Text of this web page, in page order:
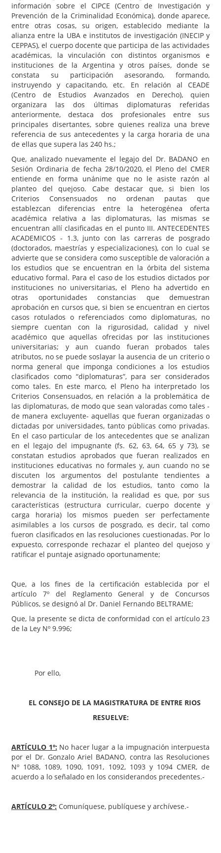
información sobre el CIPCE (Centro de Investigación y
Prevención de la Criminalidad Económica), donde aparece,
entre otras cosas, su origen, establecido mediante la
alianza entre la UBA e institutos de investigación (INECIP y
CEPPAS), el cuerpo docente que participa de las actividades
académicas, la vinculación con distintos organismos e
instituciones de la Argentina y otros países, donde se
constata su participación asesorando, formando,
instruyendo y capacitando, etc. En relación al CEADE
(Centro de Estudios Avanzados en Derecho), quien
organizara las dos últimas diplomaturas referidas
anteriormente, destaca dos profesionales entre sus
principales disertantes, sobre quienes realiza una breve
referencia de sus antecedentes y la carga horaria de una
de ellas que supera las 240 hs.;
Que, analizado nuevamente el legajo del Dr. BADANO en
Sesión Ordinaria de fecha 28/10/2020, el Pleno del CMER
entiende en forma unánime que no le asiste razón al
planteo del quejoso. Cabe destacar que, si bien los
Criterios Consensuados no ordenan pautas que
establezcan diferencias entre la heterogénea oferta
académica relativa a las diplomaturas, las mismas se
encuentran allí clasificadas en el punto III. ANTECEDENTES
ACADEMICOS - 1.3, junto con las carreras de posgrado
(doctorados, maestrías y especializaciones), con lo cual se
advierte que se considera como susceptible de valoración a
los estudios que se encuentran en la órbita del sistema
educativo formal. Para el caso de los estudios dictados por
instituciones no universitarias, el Pleno ha advertido en
otras oportunidades constancias que demuestran
aprobación en cursos que, si bien se encuentran en ciertos
casos rotulados o referenciados como diplomaturas, no
siempre cuentan con la rigurosidad, calidad y nivel
académico que aquellas ofrecidas por las instituciones
universitarias; y aun cuando fueran probados tales
atributos, no se puede soslayar la ausencia de un criterio o
norma general que imponga condiciones a los estudios
clasificados como “diplomaturas”, para ser considerados
como tales. En este marco, el Pleno ha interpretado los
Criterios Consensuados, en relación a la problemática de
las diplomaturas, de modo que sean valoradas como tales -
de manera excluyente- aquellas que fueran organizadas o
dictadas por universidades, tanto públicas como privadas.
En el caso particular de los antecedentes que se analizan
en el legajo del impugnante (fs. 62, 63, 64, 65 y 73), se
constatan estudios aprobados que fueran realizados en
instituciones educativas no formales y, aun cuando no se
discuten los argumentos del postulante tendientes a
demostrar la calidad de los estudios, tanto como la
relevancia de la institución, la realidad es que, por sus
características (estructura curricular, cuerpo docente y
carga horaria) los mismos pueden ser perfectamente
asimilables a los cursos de posgrado, es decir, tal como
fueron clasificados en las resoluciones cuestionadas. Por lo
expuesto, corresponde rechazar el planteo del quejoso y
ratificar el puntaje asignado oportunamente;
Que, a los fines de la certificación establecida por el
artículo 7º del Reglamento General y de Concursos
Públicos, se designó al Dr. Daniel Fernando BELTRAME;
Que, la presente se dicta de conformidad con el artículo 23
de la Ley Nº 9.996;
Por ello,
EL CONSEJO DE LA MAGISTRATURA DE ENTRE RIOS
RESUELVE:
ARTÍCULO 1º: No hacer lugar a la impugnación interpuesta
por el Dr. Gonzalo Ariel BADANO, contra las Resoluciones
Nº 1088, 1089, 1090, 1091, 1092, 1093 y 1094 CMER, de
acuerdo a lo señalado en los considerandos precedentes.-
ARTÍCULO 2º: Comuníquese, publíquese y archívese.-